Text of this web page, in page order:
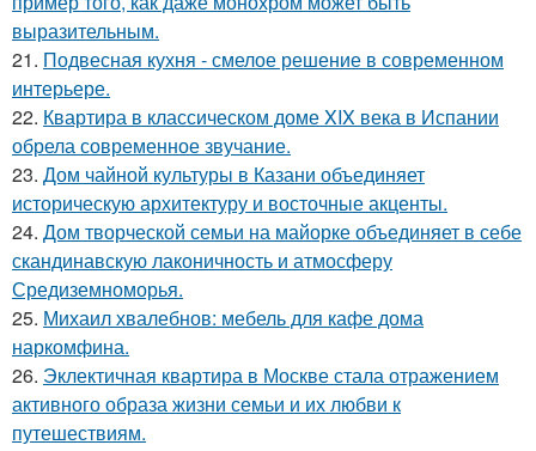
выразительным.
21. Подвесная кухня - смелое решение в современном
интерьере.
22. Квартира в классическом доме XIX века в Испании
обрела современное звучание.
23. Дом чайной культуры в Казани объединяет
историческую архитектуру и восточные акценты.
24. Дом творческой семьи на майорке объединяет в себе
скандинавскую лаконичность и атмосферу
Средиземноморья.
25. Михаил хвалебнов: мебель для кафе дома
наркомфина.
26. Эклектичная квартира в Москве стала отражением
активного образа жизни семьи и их любви к
путешествиям.